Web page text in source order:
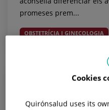
promeses prem...
OBSTETRÍCIA I GINECOLOGIA
Cookies
Quirónsalud uses its